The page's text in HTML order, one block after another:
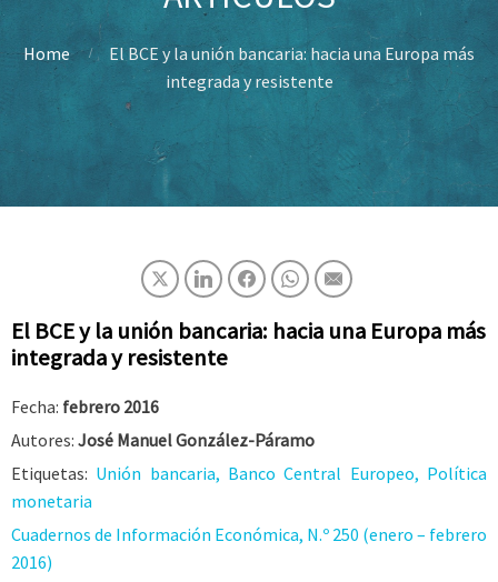
Home
El BCE y la unión bancaria: hacia una Europa más
integrada y resistente
El BCE y la unión bancaria: hacia una Europa más
integrada y resistente
Fecha: febrero 2016
Autores: José Manuel González-Páramo
Etiquetas: Unión bancaria, Banco Central Europeo, Política
monetaria
Cuadernos de Información Económica, N.º 250 (enero – febrero
2016)